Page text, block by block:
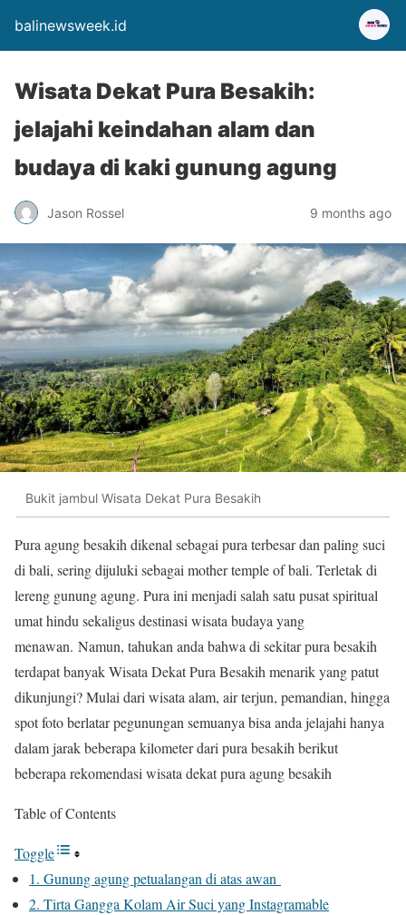
balinewsweek.id
Wisata Dekat Pura Besakih:
jelajahi keindahan alam dan
budaya di kaki gunung agung
Jason Rossel 9 months ago
Bukit jambul Wisata Dekat Pura Besakih
Pura agung besakih dikenal sebagai pura terbesar dan paling suci
di bali, sering dijuluki sebagai mother temple of bali. Terletak di
lereng gunung agung. Pura ini menjadi salah satu pusat spiritual
umat hindu sekaligus destinasi wisata budaya yang
menawan. Namun, tahukan anda bahwa di sekitar pura besakih
terdapat banyak Wisata Dekat Pura Besakih menarik yang patut
dikunjungi? Mulai dari wisata alam, air terjun, pemandian, hingga
spot foto berlatar pegunungan semuanya bisa anda jelajahi hanya
dalam jarak beberapa kilometer dari pura besakih berikut
beberapa rekomendasi wisata dekat pura agung besakih
Table of Contents
Toggle
1. Gunung agung petualangan di atas awan
2. Tirta Gangga Kolam Air Suci yang Instagramable